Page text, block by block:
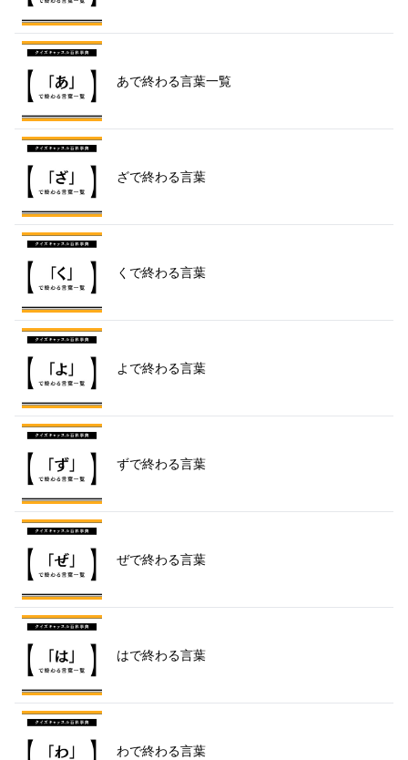
あで終わる言葉一覧
ざで終わる言葉
くで終わる言葉
よで終わる言葉
ずで終わる言葉
ぜで終わる言葉
はで終わる言葉
わで終わる言葉